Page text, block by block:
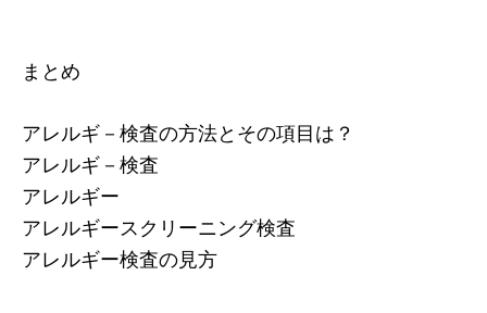
まとめ
アレルギ－検査の方法とその項目は？
アレルギ－検査
アレルギー
アレルギースクリーニング検査
アレルギー検査の見方